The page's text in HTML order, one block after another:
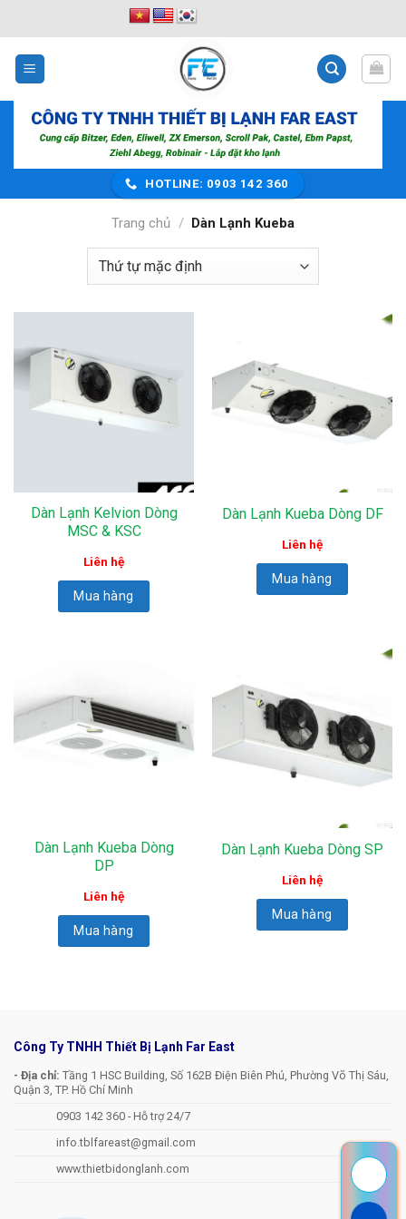
qua
nội
dung
HOTLINE: 0903 142 360
Trang chủ / Dàn Lạnh Kueba
Dàn Lạnh Kelvion Dòng
MSC & KSC
Liên hệ
Mua hàng
Dàn Lạnh Kueba Dòng DF
Liên hệ
Mua hàng
Dàn Lạnh Kueba Dòng
DP
Liên hệ
Mua hàng
Dàn Lạnh Kueba Dòng SP
Liên hệ
Mua hàng
Công Ty TNHH Thiết Bị Lạnh Far East
- Địa chỉ: Tầng 1 HSC Building, Số 162B Điện Biên Phủ, Phường Võ Thị Sáu,
Quận 3, TP. Hồ Chí Minh
0903 142 360 - Hỗ trợ 24/7
info.tblfareast@gmail.com
www.thietbidonglanh.com